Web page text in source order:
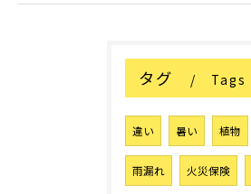
タグ Tags
違い 暑い 植物
雨漏れ 火災保険